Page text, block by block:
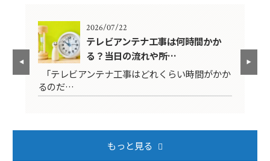
2026/07/22
テレビアンテナ工事は何時間かか
る？当日の流れや所…
「テレビアンテナ工事はどれくらい時間がかか
るのだ…
もっと見る